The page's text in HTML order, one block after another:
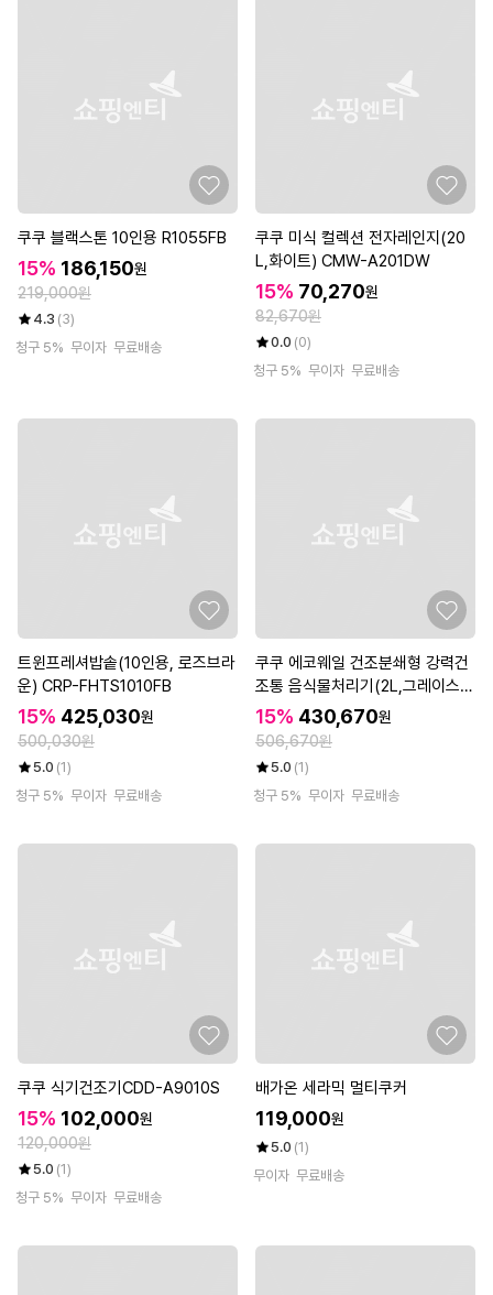
쿠쿠 블랙스톤 10인용 R1055FB
15% 186,150원
219,000원
4.3 (3)
청구 5% 무이자 무료배송
쿠쿠 미식 컬렉션 전자레인지(20
L,화이트) CMW-A201DW
15% 70,270원
82,670원
0.0 (0)
청구 5% 무이자 무료배송
트윈프레셔밥솥(10인용, 로즈브라
운) CRP-FHTS1010FB
15% 425,030원
500,030원
5.0 (1)
청구 5% 무이자 무료배송
쿠쿠 에코웨일 건조분쇄형 강력건
조통 음식물처리기(2L,그레이스화
이트) CFD-ENL201DCGW
15% 430,670원
506,670원
5.0 (1)
청구 5% 무이자 무료배송
쿠쿠 식기건조기CDD-A9010S
15% 102,000원
120,000원
5.0 (1)
청구 5% 무이자 무료배송
배가온 세라믹 멀티쿠커
119,000원
5.0 (1)
무이자 무료배송